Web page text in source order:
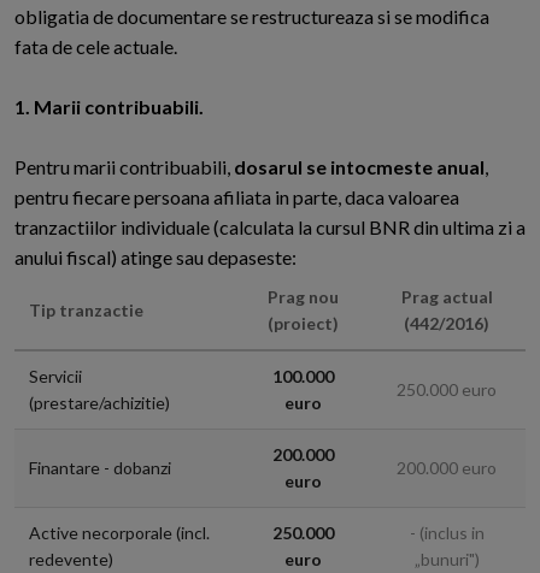
obligatia de documentare se restructureaza si se modifica
fata de cele actuale.
1. Marii contribuabili.
Pentru marii contribuabili, dosarul se intocmeste anual,
pentru fiecare persoana afiliata in parte, daca valoarea
tranzactiilor individuale (calculata la cursul BNR din ultima zi a
anului fiscal) atinge sau depaseste:
Tip tranzactie
Prag nou
(proiect)
Prag actual
(442/2016)
Servicii
(prestare/achizitie)
100.000
euro
250.000 euro
Finantare - dobanzi
200.000
euro
200.000 euro
Active necorporale (incl.
redevente)
250.000
euro
- (inclus in
„bunuri")